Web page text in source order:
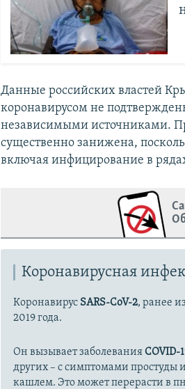
Данные российских властей
коронавирусом не
независимыми источниками.
существенно занижена,
включая инфицирование в
Коронавирусная
Коронавирус SARS-CoV-2, ранее
2019 года.
Он вызывает заболеванияCOVID-
других – с симптомами простуды
кашлем. Это может перерасти в